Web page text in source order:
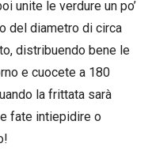
unite le verdure un po’
del diametro di circa
distribuendo bene le
e cuocete a 180
la frittata sarà
fate intiepidire o